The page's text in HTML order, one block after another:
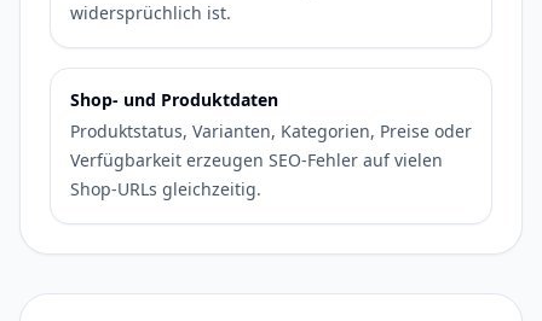
widersprüchlich ist.
Shop- und Produktdaten
Produktstatus, Varianten, Kategorien, Preise oder
Verfügbarkeit erzeugen SEO-Fehler auf vielen
Shop-URLs gleichzeitig.